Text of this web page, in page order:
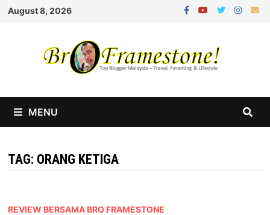
Skip
August 8, 2026
MENU
TAG: ORANG KETIGA
REVIEW BERSAMA BRO FRAMESTONE